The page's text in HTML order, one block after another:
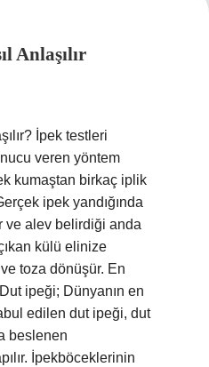
Anlaşılır
İpek testleri
veren yöntem
kumaştan birkaç iplik
ipek yandığında
ve alev belirdiği anda
külü elinize
toza dönüşür. En
ipeği; Dünyanın en
edilen dut ipeği, dut
beslenen
İpekböceklerinin